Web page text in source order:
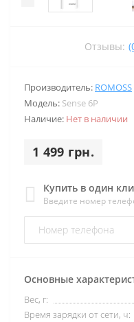
Отзывы:
Производитель: ROMOSS
Модель: Sense 6P
Наличие: Нет в наличии
1 499 грн.
Купить в один
Введите номер
Основные
Вес, г:
Время зарядки от сети, ч: